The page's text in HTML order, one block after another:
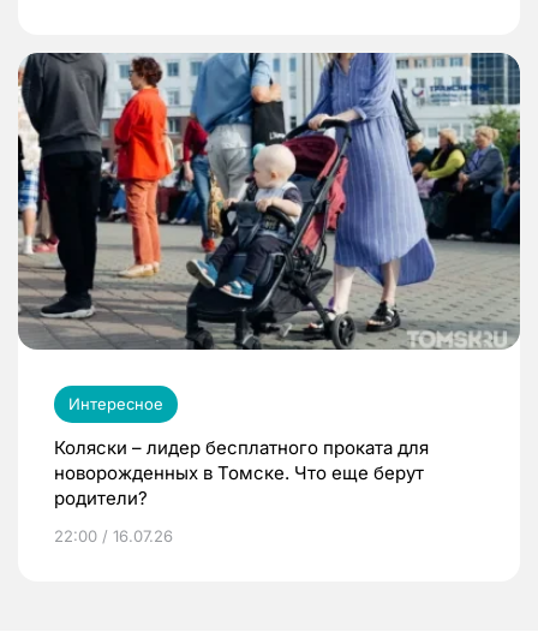
Интересное
Коляски – лидер бесплатного проката для
новорожденных в Томске. Что еще берут
родители?
22:00 / 16.07.26